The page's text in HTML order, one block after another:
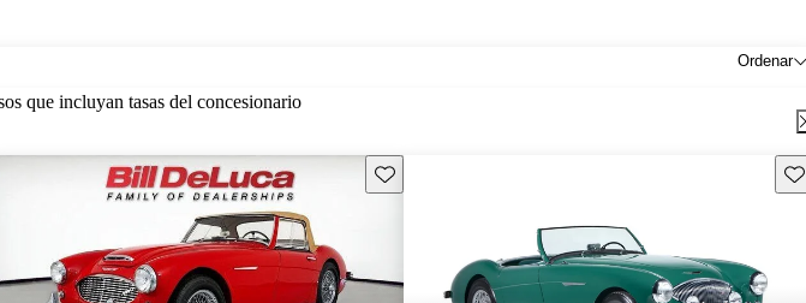
Ordenar
que incluyan tasas del concesionario
este Aviso Guarda este Aviso